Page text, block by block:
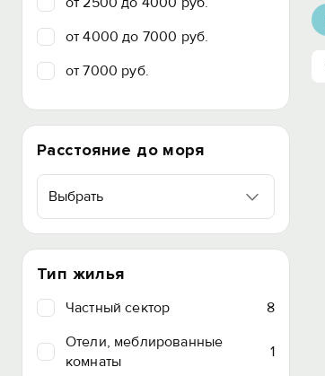
от 4000 до 7000 руб.
от 7000 руб.
Расстояние до моря
Выбрать
Тип жилья
Частный сектор
8
Отели, меблированные
комнаты
1